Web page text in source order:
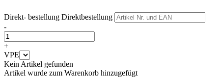
Direkt- bestellung Direktbestellung
-
+
VPE
Kein Artikel gefunden
Artikel wurde zum Warenkorb hinzugefügt